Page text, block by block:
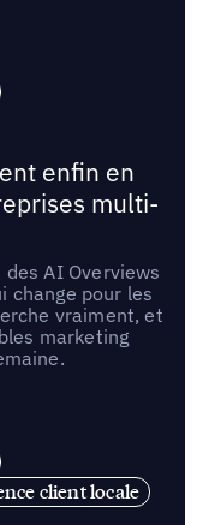
enfin en
multi-
AI Overviews
change pour les
vraiment, et
marketing
client locale